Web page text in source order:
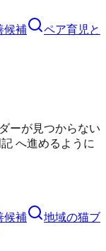
候補 ペア育児 と
ーが見つからない
へ進めるように
候補
地域の猫ブ